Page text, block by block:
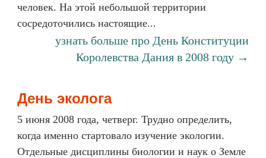
человек. На этой небольшой территории
сосредоточились настоящие...
узнать больше про День Конституции
Королевства Дания в 2008 году →
День эколога
5 июня 2008 года, четверг. Трудно определить,
когда именно стартовало изучение экологии.
Отдельные дисциплины биологии и наук о Земле